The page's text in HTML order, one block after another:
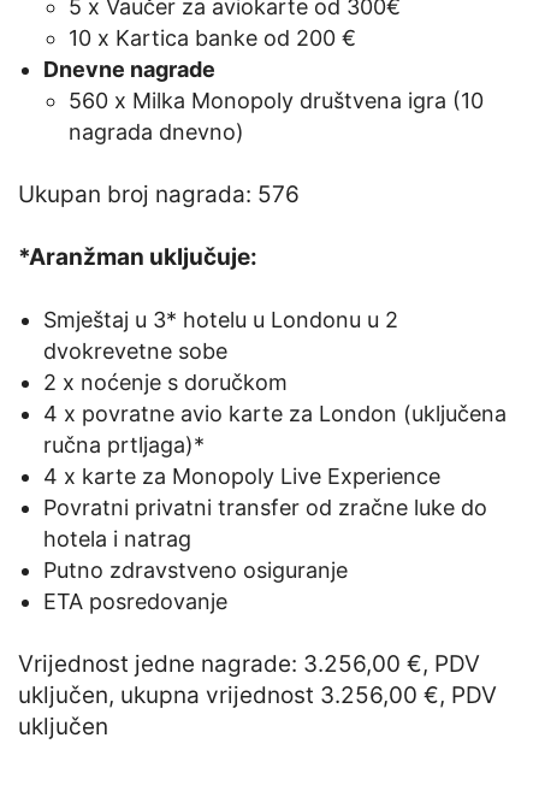
5 x Vaučer za aviokarte od 300€
10 x Kartica banke od 200 €
Dnevne nagrade
560 x Milka Monopoly društvena igra (10
nagrada dnevno)
Ukupan broj nagrada: 576
*Aranžman uključuje:
Smještaj u 3* hotelu u Londonu u 2
dvokrevetne sobe
2 x noćenje s doručkom
4 x povratne avio karte za London (uključena
ručna prtljaga)*
4 x karte za Monopoly Live Experience
Povratni privatni transfer od zračne luke do
hotela i natrag
Putno zdravstveno osiguranje
ETA posredovanje
Vrijednost jedne nagrade: 3.256,00 €, PDV
uključen, ukupna vrijednost 3.256,00 €, PDV
uključen